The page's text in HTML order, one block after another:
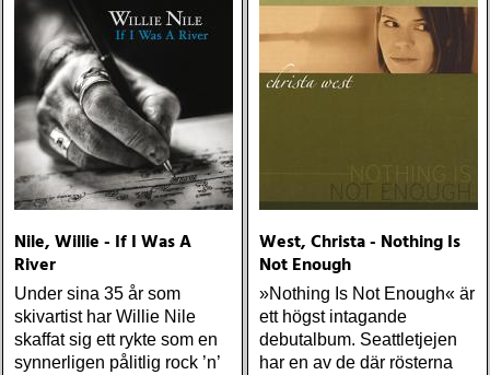
plattor vara med på listan,
men jag har istället valt att
bara lista de plattor jag
lyssnat på väsentligt mycket
Nile, Willie - If I Was A
River
Under sina 35 år som
skivartist har Willie Nile
skaffat sig ett rykte som en
synnerligen pålitlig rock ’n’
West, Christa - Nothing Is
Not Enough
»Nothing Is Not Enough« är
ett högst intagande
debutalbum. Seattletjejen
har en av de där rösterna